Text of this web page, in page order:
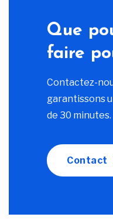
Que
faire
Contactez-
garantissons
de 30 minutes.
Contact